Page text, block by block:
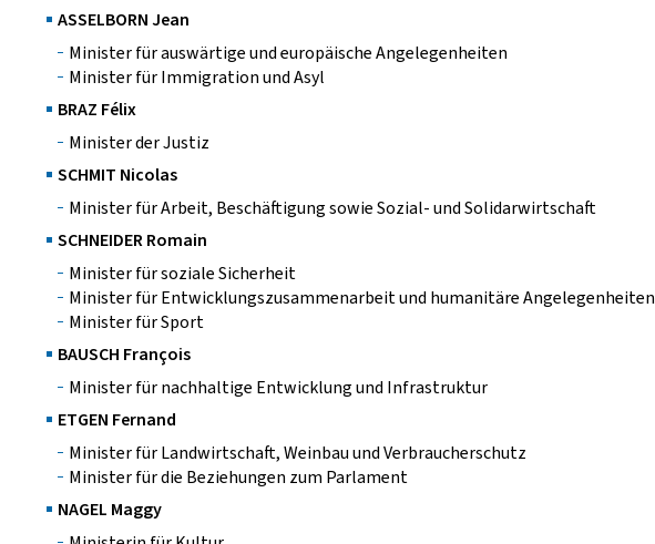
ASSELBORN Jean
Minister für auswärtige und europäische Angelegenheiten
Minister für Immigration und Asyl
BRAZ Félix
Minister der Justiz
SCHMIT Nicolas
Minister für Arbeit, Beschäftigung sowie Sozial- und Solidarwirtschaft
SCHNEIDER Romain
Minister für soziale Sicherheit
Minister für Entwicklungszusammenarbeit und humanitäre Angelegenheiten
Minister für Sport
BAUSCH François
Minister für nachhaltige Entwicklung und Infrastruktur
ETGEN Fernand
Minister für Landwirtschaft, Weinbau und Verbraucherschutz
Minister für die Beziehungen zum Parlament
NAGEL Maggy